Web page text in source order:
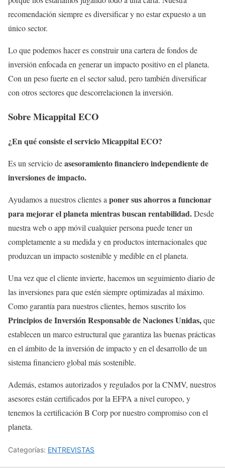
recomendación siempre es diversificar y no estar expuesto a un
único sector.
Lo que podemos hacer es construir una cartera de fondos de
inversión enfocada en generar un impacto positivo en el planeta.
Con un peso fuerte en el sector salud, pero también diversificar
con otros sectores que descorrelacionen la inversión.
Sobre Micappital ECO
¿En qué consiste el servicio Micappital ECO?
Es un servicio deasesoramiento financiero independiente de
inversiones de impacto.
Ayudamos a nuestros clientes a poner sus ahorros a funcionar
para mejorar el planeta mientras buscan rentabilidad.Desde
nuestra web o app móvil cualquier persona puede tener un
completamente a su medida y en productos internacionales que
produzcan un impacto sostenible y medible en el planeta.
Una vez que el cliente invierte, hacemos un seguimiento diario de
las inversiones para que estén siempre optimizadas al máximo.
Como garantía para nuestros clientes, hemos suscrito los
Principios de Inversión Responsable de Naciones Unidas,que
establecen un marco estructural que garantiza las buenas prácticas
en el ámbito de la inversión de impacto y en el desarrollo de un
sistema financiero global más sostenible.
Además, estamos autorizados y regulados por la CNMV, nuestros
asesores están certificados por la EFPA a nivel europeo, y
tenemos la certificación B Corp por nuestro compromiso con el
planeta.
Categorías: ENTREVISTAS